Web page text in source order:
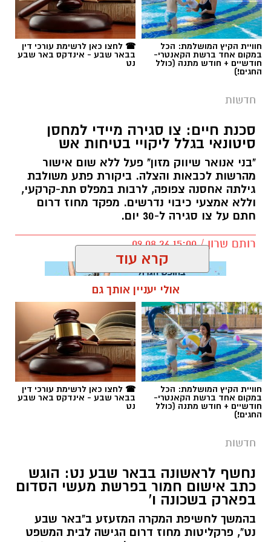
חוויית הקיץ המושלמת: הכל
במקום אחד ברשת הקאנטרי-
חודשיים + חודש מתנה (כולל
החגים!)
☎ לחצו כאן לרשימת עורכי דין
בבאר שבע - אינדקס באר שבע
נט
חדשות
סכנת חיים: צו סגירה מיידי למחסן
סיטונאי בגלל ליקויי בטיחות אש
"בני אנואר שיווק מזון" פעל ללא שום אישור
מהרשות לכבאות והצלה. ביקורת פתע משולבת
גילתה אחסנה צפופה, לרבות במפלס תת-קרקעי,
וללא אמצעי כיבוי נדרשים. מפקד מחוז דרום
חתם על צו סגירה ל-30 יום.
רותם שרון / 15:00 09.08.26
תגים:כבאות והצלה
שריפה בבאר שבע. קרדיט: כבאות והצלה
קרא עוד
אולי יעניין אותך גם
חוויית הקיץ המושלמת: הכל
במקום אחד ברשת הקאנטרי-
חודשיים + חודש מתנה (כולל
החגים!)
☎ לחצו כאן לרשימת עורכי דין
בבאר שבע - אינדקס באר שבע
נט
חדשות
נחשף לראשונה בבאר שבע נט: הוגש
כתב אישום חמור בפרשת מעשי הסדום
בפארק בשכונה ו'
בהמשך לחשיפת המקרה המזעזע ב"באר שבע
נט", פרקליטות מחוז דרום הגישה לבית המשפט